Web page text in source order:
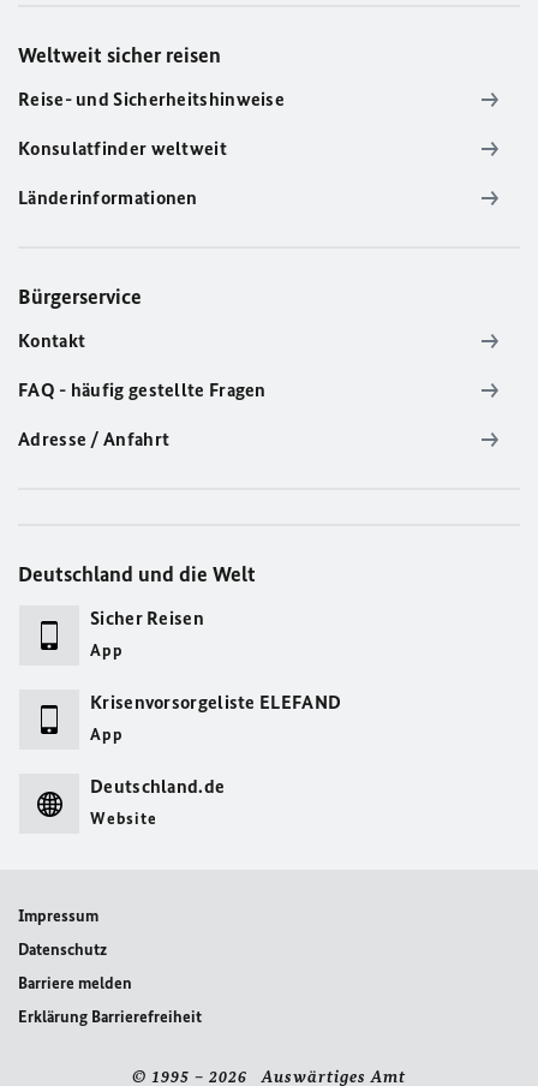
Weltweit sicher reisen
Reise- und Sicherheitshinweise
Konsulatfinder weltweit
Länderinformationen
Bürgerservice
Kontakt
FAQ - häufig gestellte Fragen
Adresse / Anfahrt
Deutschland und die Welt
Sicher Reisen
App
Krisenvorsorgeliste ELEFAND
App
Deutschland.de
Website
Impressum
Datenschutz
Barriere melden
Erklärung Barrierefreiheit
© 1995 – 2026 Auswärtiges Amt